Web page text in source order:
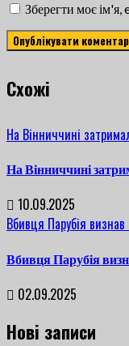
Зберегти моє ім'я,
Cхожі
На Вінниччині
На Вінниччині
10.09.2025
Вбивця Парубія
Вбивця Парубія
02.09.2025
Нові записи